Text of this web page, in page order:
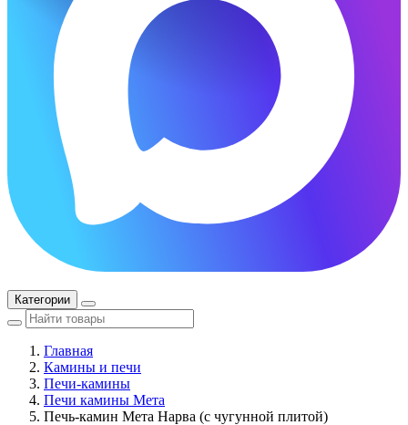
Категории
Главная
Камины и печи
Печи-камины
Печи камины Мета
Печь-камин Мета Нарва (с чугунной плитой)